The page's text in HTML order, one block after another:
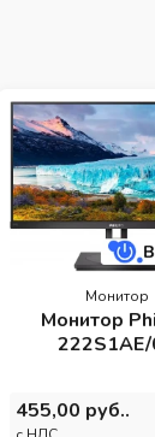
Монитор
Монитор
455,00 руб..